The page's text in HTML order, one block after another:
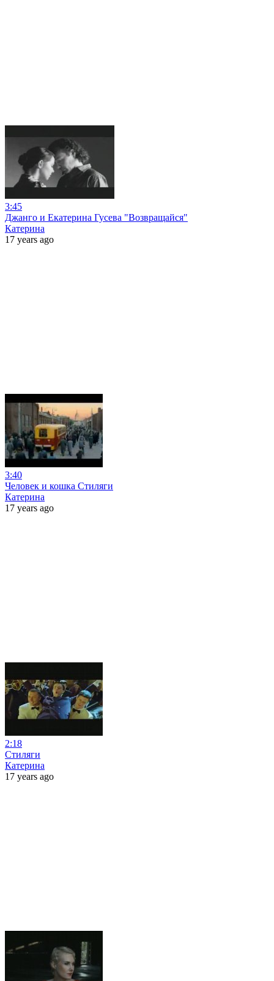
3:45
Джанго и Екатерина Гусева "Возвращайся"
Катерина
17 years ago
3:40
Человек и кошка Стиляги
Катерина
17 years ago
2:18
Стиляги
Катерина
17 years ago